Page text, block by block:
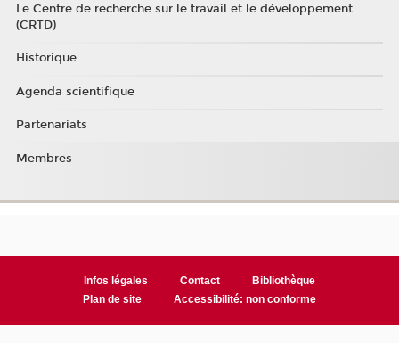
Le Centre de recherche sur le travail et le développement
(CRTD)
Historique
Agenda scientifique
Partenariats
Membres
Infos légales Contact
Bibliothèque
Plan de site
Accessibilité: non conforme